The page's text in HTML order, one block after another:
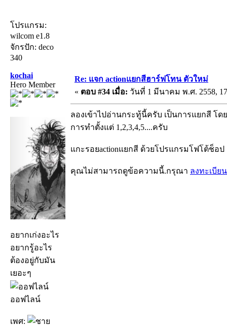
โปรแกรม:
wilcom e1.8
จักรปัก: deco
340
kochai
Hero Member
อยากเก่งอะไร
อยากรู้อะไร
ต้องอยู่กับมัน
เยอะๆ
ออฟไลน์
เพศ:
Re: แจก actionแยกสีฮาร์ฟโทน ตัวใหม่
« ตอบ #34 เมื่อ: วันที่ 1 มีนาคม พ.ศ. 2558,
ลองเข้าไปอ่านกระทู้นี้ครับ เป็นการแยกสี โด
การทำตั้งแต่ 1,2,3,4,5....ครับ
แกะรอยactionแยกสี ด้วยโปรแกรมโฟโต้ช็อป
คุณไม่สามารถดูข้อความนี้.กรุณา ลงทะเบียน